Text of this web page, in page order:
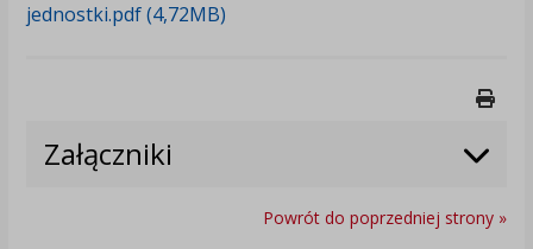
jednostki.pdf (4,72MB)
Załączniki
Powrót do poprzedniej strony »